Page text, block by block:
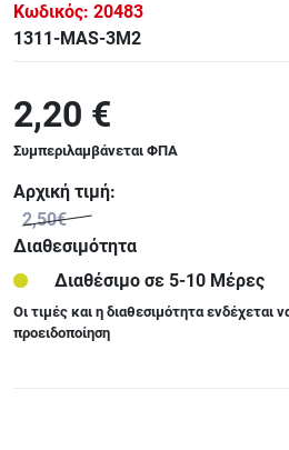
Κωδικός: 20483
1311-MAS-3M2
2,20 €
Συμπεριλαμβάνεται ΦΠΑ
Αρχική τιμή:
2,50€
Διαθεσιμότητα
Διαθέσιμο σε 5-10 Μέρες
Οι τιμές και η διαθεσιμότητα ενδέχεται
προειδοποίηση